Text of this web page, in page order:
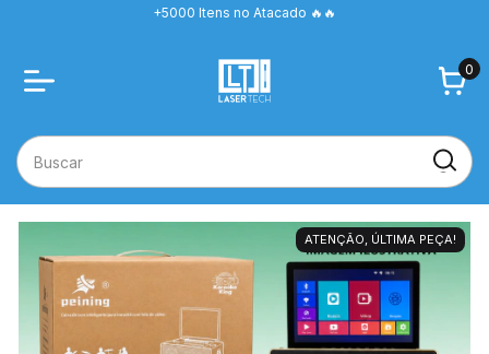
+5000 Itens no Atacado 🔥🔥
0
ATENÇÃO, ÚLTIMA PEÇA!